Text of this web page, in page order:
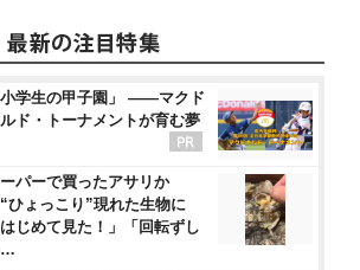
小学生の甲子園」 ――マクド
ド・トーナメントが育む夢
パーで買ったアサリか
ひょっこり”現れた生物に
はじめて見た！」「回転ずし
…